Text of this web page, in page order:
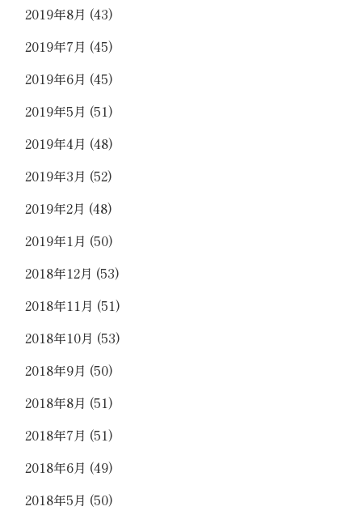
2019年8月 (43)
2019年7月 (45)
2019年6月 (45)
2019年5月 (51)
2019年4月 (48)
2019年3月 (52)
2019年2月 (48)
2019年1月 (50)
2018年12月 (53)
2018年11月 (51)
2018年10月 (53)
2018年9月 (50)
2018年8月 (51)
2018年7月 (51)
2018年6月 (49)
2018年5月 (50)